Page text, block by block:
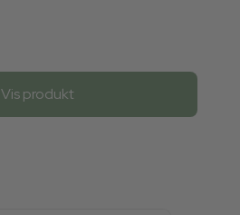
Vis produkt